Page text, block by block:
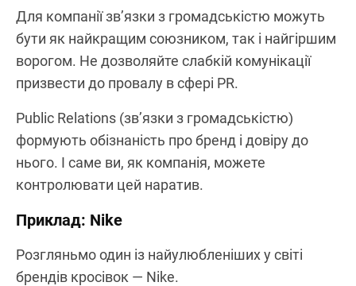
Для компанії зв’язки з громадськістю можуть
бути як найкращим союзником, так і найгіршим
ворогом. Не дозволяйте слабкій комунікації
призвести до провалу в сфері PR.
Public Relations (зв’язки з громадськістю)
формують обізнаність про бренд і довіру до
нього. І саме ви, як компанія, можете
контролювати цей наратив.
Приклад: Nike
Розгляньмо один із найулюбленіших у світі
брендів кросівок — Nike.